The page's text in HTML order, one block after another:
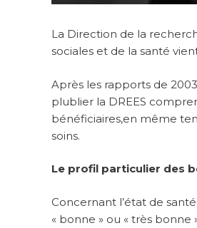
La Direction de la
sociales et de la santé
Après les rapports de
plublier la DREES
bénéficiaires,en même
soins.
Le profil particulier des
Concernant l’état de
« bonne » ou « très bonne